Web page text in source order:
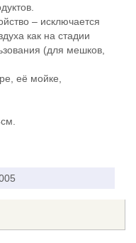
– исключается
как на стадии
(для мешков,
её мойке,